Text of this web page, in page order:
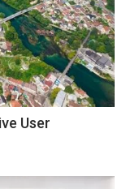
User